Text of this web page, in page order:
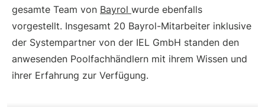
gesamte Team von Bayrol wurde ebenfalls
vorgestellt. Insgesamt 20 Bayrol-Mitarbeiter inklusive
der Systempartner von der IEL GmbH standen den
anwesenden Poolfachhändlern mit ihrem Wissen und
ihrer Erfahrung zur Verfügung.